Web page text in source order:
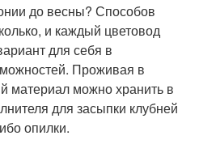
до весны? Способов
и каждый цветовод
для себя в
Проживая в
материал можно хранить в
для засыпки клубней
опилки.